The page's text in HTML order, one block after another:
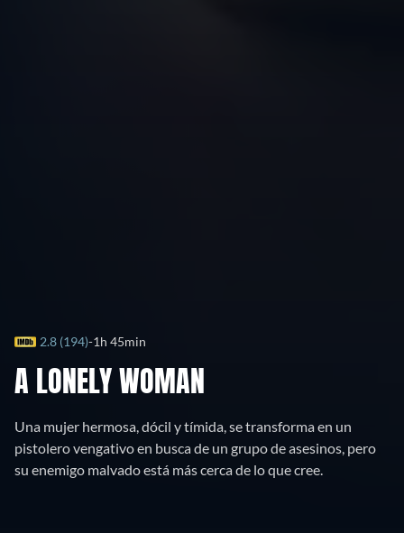
2.8 (194) 1h 45min
A LONELY WOMAN
Una mujer hermosa, dócil y tímida, se transforma en un
pistolero vengativo en busca de un grupo de asesinos, pero
su enemigo malvado está más cerca de lo que cree.